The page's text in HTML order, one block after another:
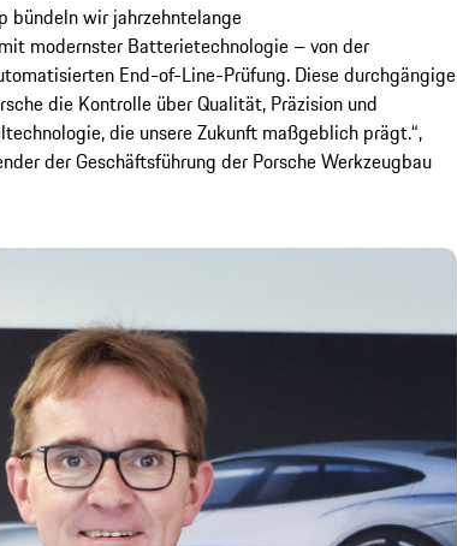
bündeln wir jahrzehntelange
modernster Batterietechnologie – von der
End-of-Line-Prüfung. Diese durchgängige
die Kontrolle über Qualität, Präzision und
die unsere Zukunft maßgeblich prägt.“,
der Geschäftsführung der Porsche Werkzeugbau